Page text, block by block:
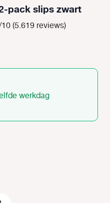
pack slips zwart
(5.619 reviews)
werkdag